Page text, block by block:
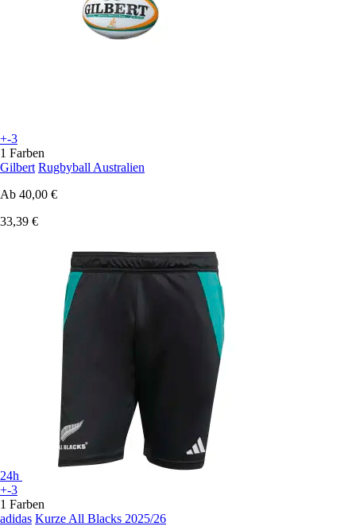
+-3
1 Farben
Gilbert Rugbyball Australien
Ab 40,00 €
33,39 €
24h
+-3
1 Farben
adidas Kurze All Blacks 2025/26